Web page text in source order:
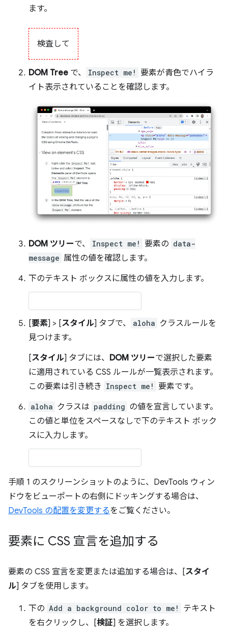
ます。
検査して
DOM Tree で、 Inspect me!
要素が青色でハイラ
イト表示されていることを確認します。
DOM ツリーで、 Inspect me! 要素の data-
message 属性の値を確認します。
下のテキスト ボックスに属性の値を入力します。
[要素] > [スタイル] タブで、 aloha クラスルールを
見つけます。
[スタイル] タブには、 DOM ツリーで選択した要素
に適用されている CSS ルールが一覧表示されます。
この要素は引き続き Inspect me! 要素です。
aloha クラスは padding の値を宣言しています。
この値と単位をスペースなしで下のテキスト ボック
スに入力します。
手順 1 のスクリーンショットのように、DevTools ウィン
ドウをビューポートの右側にドッキングする場合は、
DevTools の配置を変更するをご覧ください。
要素に CSS 宣言を追加する
要素の CSS 宣言を変更または追加する場合は、[スタイ
ル] タブを使用します。
下の Add a background color to me!
テキスト
を右クリックし、[検証] を選択します。